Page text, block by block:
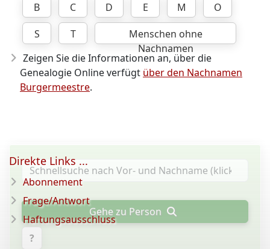
B
C D E M
O
S
T
Menschen ohne
Nachnamen
Zeigen Sie die Informationen an, über die
Genealogie Online verfügt über den Nachnamen
Burgermeestre.
Gehe zu Person
?
Direkte Links ...
Abonnement
Frage/Antwort
Haftungsausschluss